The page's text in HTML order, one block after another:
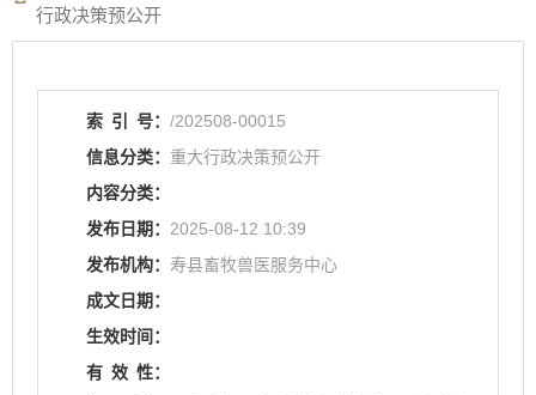
行政决策预公开
索 引 号： /202508-00015
信息分类： 重大行政决策预公开
内容分类：
发布日期： 2025-08-12 10:39
发布机构： 寿县畜牧兽医服务中心
成文日期：
生效时间：
有 效 性：